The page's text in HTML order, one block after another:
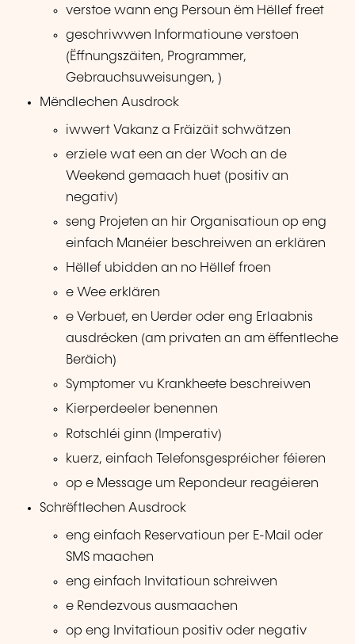
verstoe wann eng Persoun ëm Hëllef freet
geschriwwen Informatioune verstoen
(Ëffnungszäiten, Programmer,
Gebrauchsuweisungen, )
Mëndlechen Ausdrock
iwwert Vakanz a Fräizäit schwätzen
erziele wat een an der Woch an de
Weekend gemaach huet (positiv an
negativ)
seng Projeten an hir Organisatioun op eng
einfach Manéier beschreiwen an erklären
Hëllef ubidden an no Hëllef froen
e Wee erklären
e Verbuet, en Uerder oder eng Erlaabnis
ausdrécken (am privaten an am ëffentleche
Beräich)
Symptomer vu Krankheete beschreiwen
Kierperdeeler benennen
Rotschléi ginn (Imperativ)
kuerz, einfach Telefonsgespréicher féieren
op e Message um Repondeur reagéieren
Schrëftlechen Ausdrock
eng einfach Reservatioun per E-Mail oder
SMS maachen
eng einfach Invitatioun schreiwen
e Rendezvous ausmaachen
op eng Invitatioun positiv oder negativ